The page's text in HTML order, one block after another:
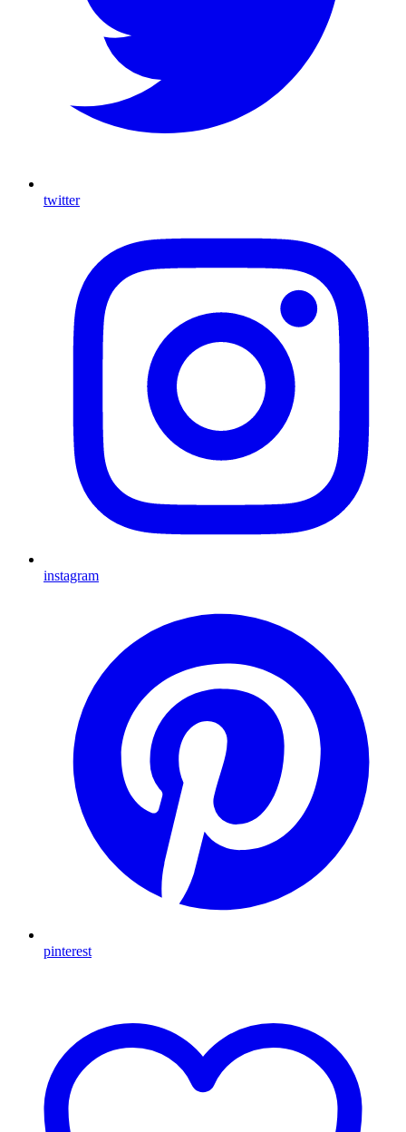
twitter
instagram
pinterest